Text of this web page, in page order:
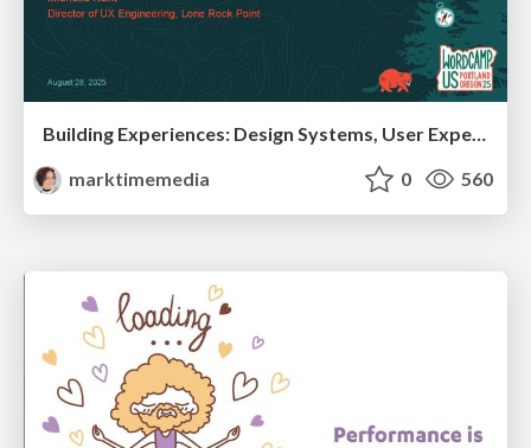
Building Experiences: Design Systems, User Experience, and Full Site Editing
marktimemedia
0 560